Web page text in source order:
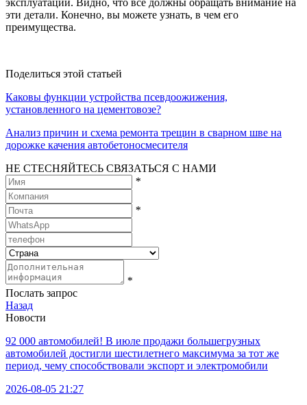
эти детали. Конечно, вы можете узнать, в чем его
преимущества.
Поделиться этой статьей
Каковы функции устройства псевдоожижения,
установленного на цементовозе?
Анализ причин и схема ремонта трещин в сварном шве на
дорожке качения автобетоносмесителя
НЕ СТЕСНЯЙТЕСЬ СВЯЗАТЬСЯ С НАМИ
*
*
*
Послать запрос
Назад
Новости
92 000 автомобилей! В июле продажи большегрузных
автомобилей достигли шестилетнего максимума за тот же
период, чему способствовали экспорт и электромобили
2026-08-05 21:27